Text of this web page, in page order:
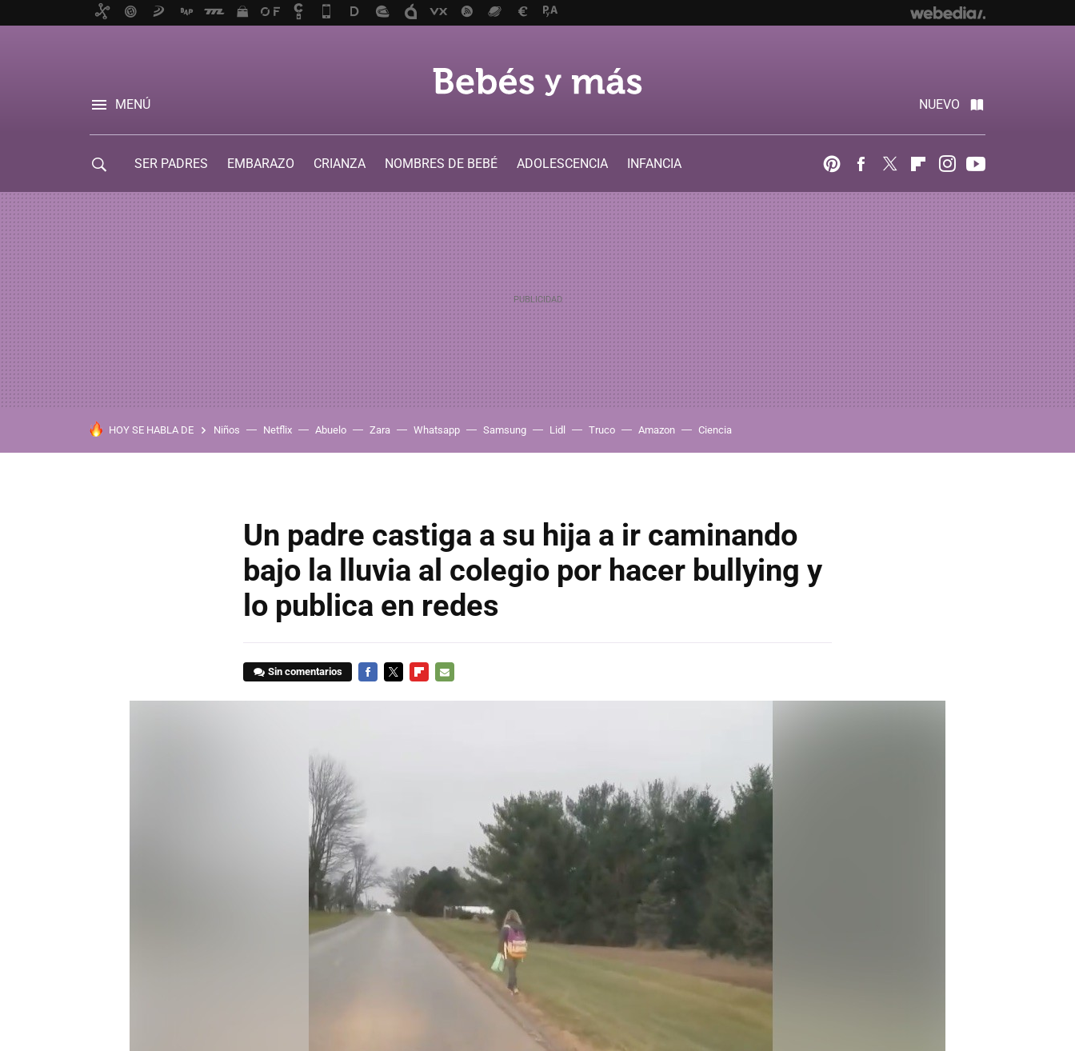
MENÚ NUEVO
SER PADRES EMBARAZO CRIANZA NOMBRES DE BEBÉ ADOLESCENCIA
INFANCIA
PinterestFacebook
Twitter FlipboardInstagram
HOY SE HABLA DE Niños Netflix Abuelo Zara Whatsapp Samsung Lidl Truco Amazon Ciencia
Un padre castiga a su hija a ir caminando
bajo la lluvia al colegio por hacer bullying y
lo publica en redes
Sin comentarios